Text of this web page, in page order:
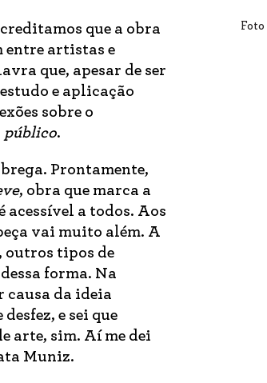
Foto
que a obra
entre artistas e
que, apesar de ser
e aplicação
sobre o
público.
Prontamente,
, obra que marca a
acessível a todos. Aos
vai muito além. A
outros tipos de
forma. Na
causa da ideia
e sei que
arte, sim. Aí me dei
Muniz.